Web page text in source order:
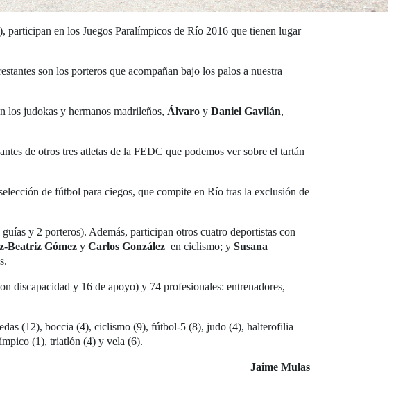
), participan en los Juegos Paralímpicos de Río 2016 que tienen lugar
son los porteros que acompañan bajo los palos a nuestra
los judokas y hermanos madrileños, Álvaro y Daniel Gavilán,
de otros tres atletas de la FEDC que podemos ver sobre el tartán
de fútbol para ciegos, que compite en Río tras la exclusión de
y 2 porteros). Además, participan otros cuatro deportistas con
Beatriz Gómez y Carlos González en ciclismo; y Susana
discapacidad y 16 de apoyo) y 74 profesionales: entrenadores,
(12), boccia (4), ciclismo (9), fútbol-5 (8), judo (4), halterofilia
(1), triatlón (4) y vela (6).
Jaime Mulas